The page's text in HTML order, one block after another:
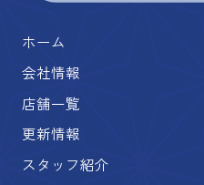
ホーム
会社情報
店舗一覧
更新情報
スタッフ紹介